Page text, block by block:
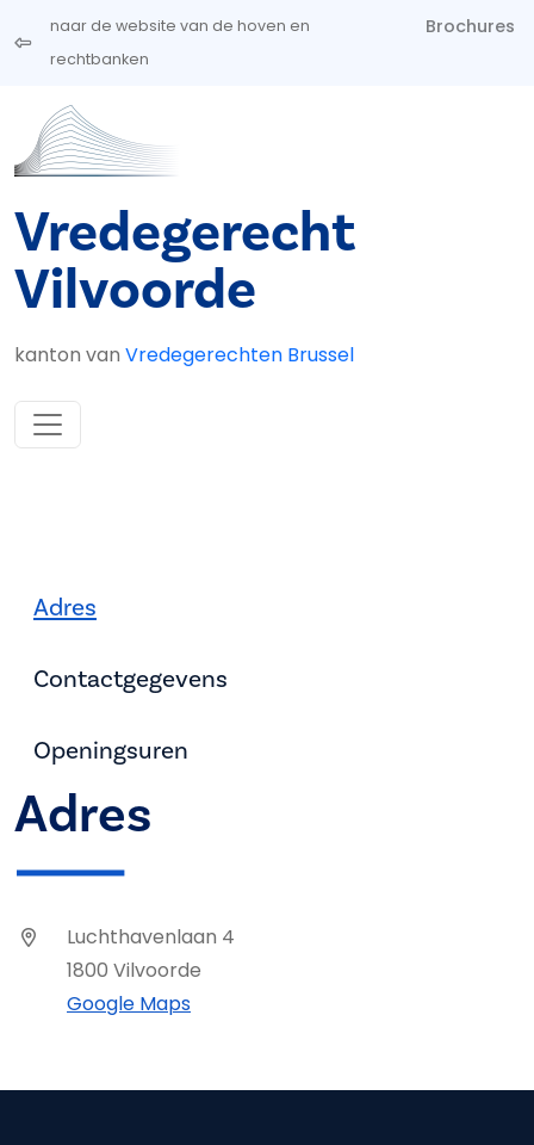
Overslaan en naar de inhoud gaan
naar de website van de hoven en
rechtbanken
Brochures
Vredegerecht
Vilvoorde
kanton van Vredegerechten Brussel
Adres
Contactgegevens
Openingsuren
Adres
Luchthavenlaan 4
1800 Vilvoorde
Google Maps